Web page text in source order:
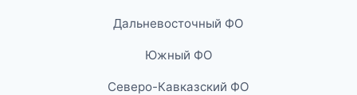
Дальневосточный ФО
Южный ФО
Северо-Кавказский ФО